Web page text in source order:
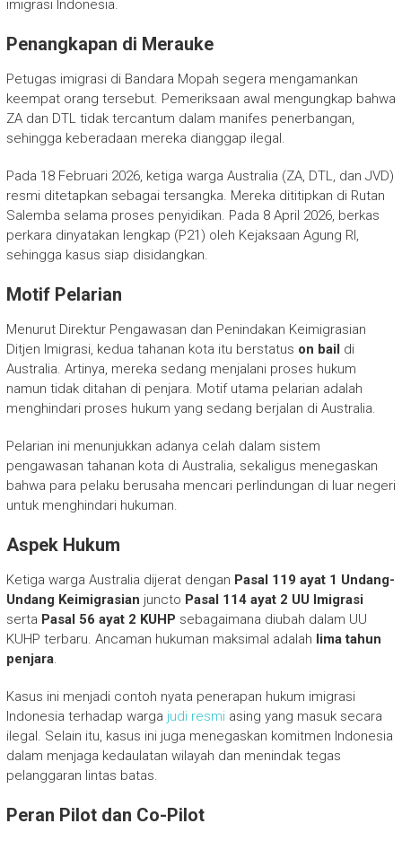
imigrasi Indonesia.
Penangkapan di Merauke
Petugas imigrasi di Bandara Mopah segera mengamankan
keempat orang tersebut. Pemeriksaan awal mengungkap bahwa
ZA dan DTL tidak tercantum dalam manifes penerbangan,
sehingga keberadaan mereka dianggap ilegal.
Pada 18 Februari 2026, ketiga warga Australia (ZA, DTL, dan JVD)
resmi ditetapkan sebagai tersangka. Mereka dititipkan di Rutan
Salemba selama proses penyidikan. Pada 8 April 2026, berkas
perkara dinyatakan lengkap (P21) oleh Kejaksaan Agung RI,
sehingga kasus siap disidangkan.
Motif Pelarian
Menurut Direktur Pengawasan dan Penindakan Keimigrasian
Ditjen Imigrasi, kedua tahanan kota itu berstatus on bail di
Australia. Artinya, mereka sedang menjalani proses hukum
namun tidak ditahan di penjara. Motif utama pelarian adalah
menghindari proses hukum yang sedang berjalan di Australia.
Pelarian ini menunjukkan adanya celah dalam sistem
pengawasan tahanan kota di Australia, sekaligus menegaskan
bahwa para pelaku berusaha mencari perlindungan di luar negeri
untuk menghindari hukuman.
Aspek Hukum
Ketiga warga Australia dijerat dengan Pasal 119 ayat 1 Undang-
Undang Keimigrasian juncto Pasal 114 ayat 2 UU Imigrasi
serta Pasal 56 ayat 2 KUHP sebagaimana diubah dalam UU
KUHP terbaru. Ancaman hukuman maksimal adalah lima tahun
penjara.
Kasus ini menjadi contoh nyata penerapan hukum imigrasi
Indonesia terhadap warga judi resmiasing yang masuk secara
ilegal. Selain itu, kasus ini juga menegaskan komitmen Indonesia
dalam menjaga kedaulatan wilayah dan menindak tegas
pelanggaran lintas batas.
Peran Pilot dan Co-Pilot